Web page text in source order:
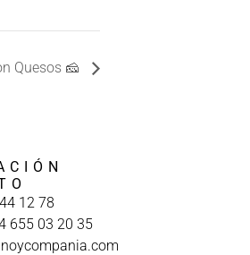
Quesos 🧀
12 78
655 03 20 35